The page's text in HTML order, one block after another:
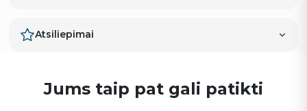
Atsiliepimai
Jums taip pat gali patikti